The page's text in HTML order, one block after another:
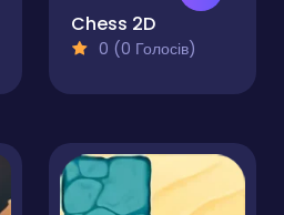
Chess 2D
0 (0 Голосів)